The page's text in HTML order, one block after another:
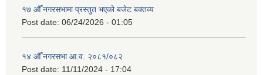
१७ औँ नगरसभामा प्रस्तुत भएको बजेट बक्तव्य
Post date: 06/24/2026 - 01:05
१४ औँ नगरसभा आ.व. २०८१/०८२
Post date: 11/11/2024 - 17:04